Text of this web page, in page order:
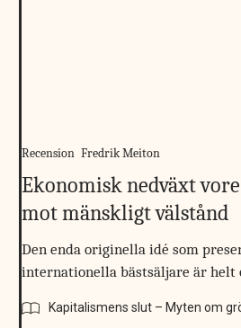
Recension Fredrik Meiton
Ekonomisk nedväxt
mot mänskligt välstånd
Den enda originella idé som
internationella bästsäljare är helt
Kapitalismens slut – Myten om